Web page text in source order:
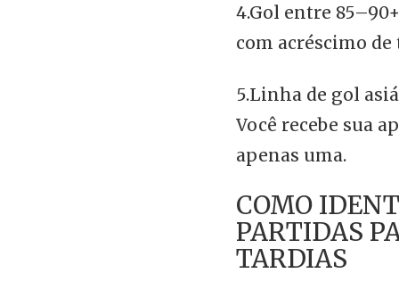
4.Gol entre
com acréscimo de
5.Linha de gol
Você recebe sua
apenas uma.
COMO
PARTIDAS
TARDIAS